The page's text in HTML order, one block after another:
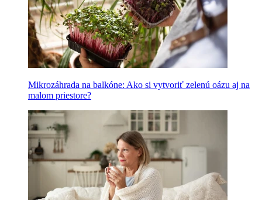
Mikrozáhrada na balkóne: Ako si vytvoriť zelenú oázu aj na
malom priestore?